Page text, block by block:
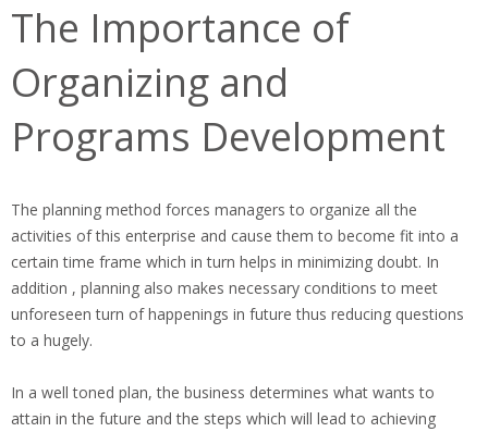
The Importance of
Organizing and
Programs Development
The planning method forces managers to organize all the
activities of this enterprise and cause them to become fit into a
certain time frame which in turn helps in minimizing doubt. In
addition , planning also makes necessary conditions to meet
unforeseen turn of happenings in future thus reducing questions
to a hugely.
In a well toned plan, the business determines what wants to
attain in the future and the steps which will lead to achieving